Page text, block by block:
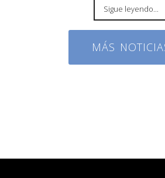
Sigue leyendo...
MÁS